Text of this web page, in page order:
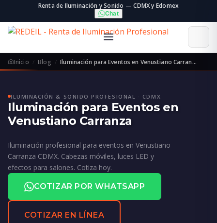
Renta de Iluminación y Sonido — CDMX y Edomex
Chat
Inicio Blog Iluminación para Eventos en Venustiano Carran…
ILUMINACIÓN & SONIDO PROFESIONAL · CDMX
Iluminación para Eventos en
Venustiano Carranza
Iluminación profesional para eventos en Venustiano
Carranza CDMX. Cabezas móviles, luces LED y
efectos para salones. Cotiza hoy.
COTIZAR POR WHATSAPP
COTIZAR EN LÍNEA